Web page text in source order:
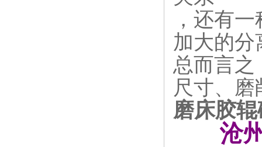
，还有
加大的分
总而言之
尺寸、
磨床胶
沧州